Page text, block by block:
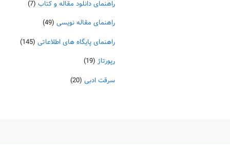
راهنمای دانلود مقاله و کتاب (7)
راهنمای مقاله نویسی (49)
راهنمای پایگاه های اطلاعاتی (145)
رپورتاژ (19)
سرقت ادبی (20)